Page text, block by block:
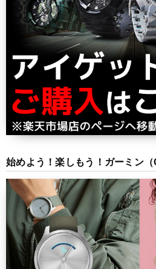
始めよう！楽しもう！ガーミン